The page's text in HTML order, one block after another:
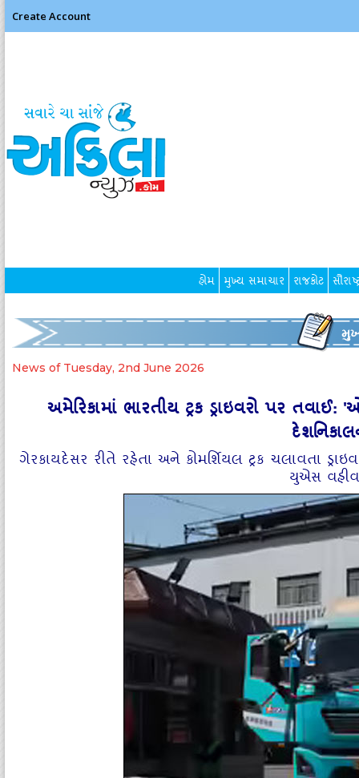
Create Account
હોમ મુખ્ય સમાચાર રાજકોટ
News of Tuesday, 2nd June 2026
અમેરિકામાં ભારતીય ટ્રક ડ્રાઇવરો પર
ગેરકાયદેસર રીતે રહેતા અને કોમર્શિયલ ટ્રક ચલાવતા
યુએસ